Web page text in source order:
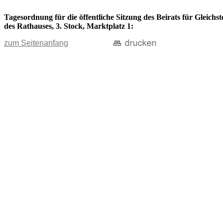
Tagesordnung für die öffentliche Sitzung des Beirats für
des Rathauses, 3. Stock, Marktplatz 1:
zum Seitenanfang